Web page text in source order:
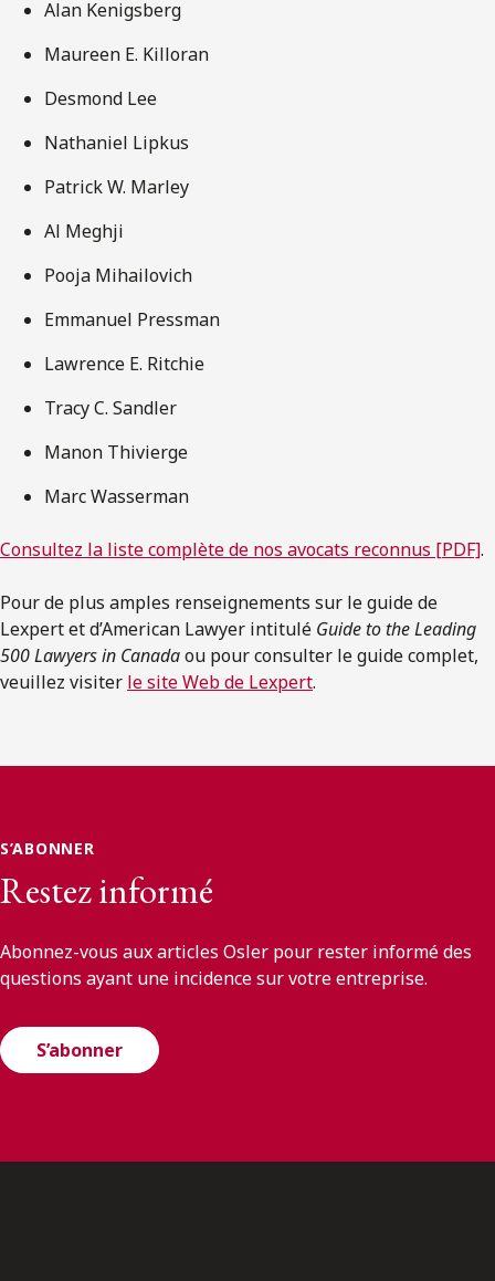
Alan Kenigsberg
Maureen E. Killoran
Desmond Lee
Nathaniel Lipkus
Patrick W. Marley
Al Meghji
Pooja Mihailovich
Emmanuel Pressman
Lawrence E. Ritchie
Tracy C. Sandler
Manon Thivierge
Marc Wasserman
Consultez la liste complète de nos avocats reconnus [PDF].
Pour de plus amples renseignements sur le guide de
Lexpert et d’American Lawyer intitulé Guide to the Leading
500 Lawyers in Canadaou pour consulter le guide complet,
veuillez visiter le site Web de Lexpert.
S’ABONNER
Restez informé
Abonnez-vous aux articles Osler pour rester informé des
questions ayant une incidence sur votre entreprise.
S’abonner